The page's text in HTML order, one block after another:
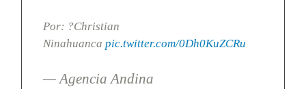
Por: ?Christian
Ninahuanca pic.twitter.com/0Dh0KuZCRu
— Agencia Andina